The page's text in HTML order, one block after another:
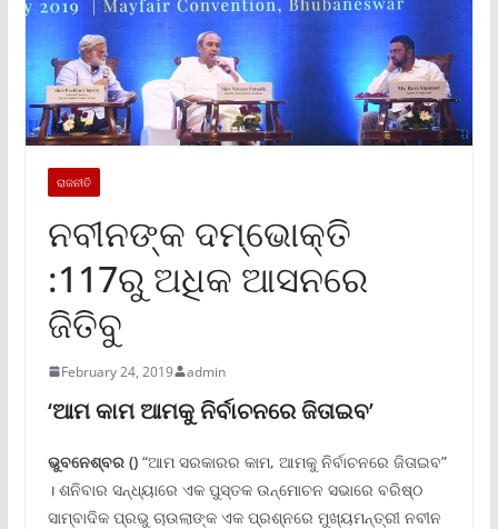
ରାଜନୀତି
ନବୀନଙ୍କ ଦମ୍ଭୋକ୍ତି
:117ରୁ ଅଧିକ ଆସନରେ
ଜିତିବୁ
February 24, 2019 admin
‘ଆମ କାମ ଆମକୁ ନିର୍ବାଚନରେ ଜିତାଇବ’
ଭୁବନେଶ୍ବର ()“ଆମ ସରକାରର କାମ, ଆମକୁ ନିର୍ବାଚନରେ ଜିତାଇବ”
। ଶନିବାର ସନ୍ଧ୍ୟାରେ ଏକ ପୁସ୍ତକ ଉନ୍ମୋଚନ ସଭାରେ ବରିଷ୍ଠ
ସାମ୍ବାଦିକ ପ୍ରଭୁ ଚାଉଲାଙ୍କ ଏକ ପ୍ରଶ୍ନରେ ମୁଖ୍ୟମନ୍ତ୍ରୀ ନବୀନ